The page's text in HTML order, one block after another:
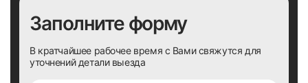
Заполните форму
В кратчайшее рабочее время с Вами свяжутся для
уточнений детали выезда